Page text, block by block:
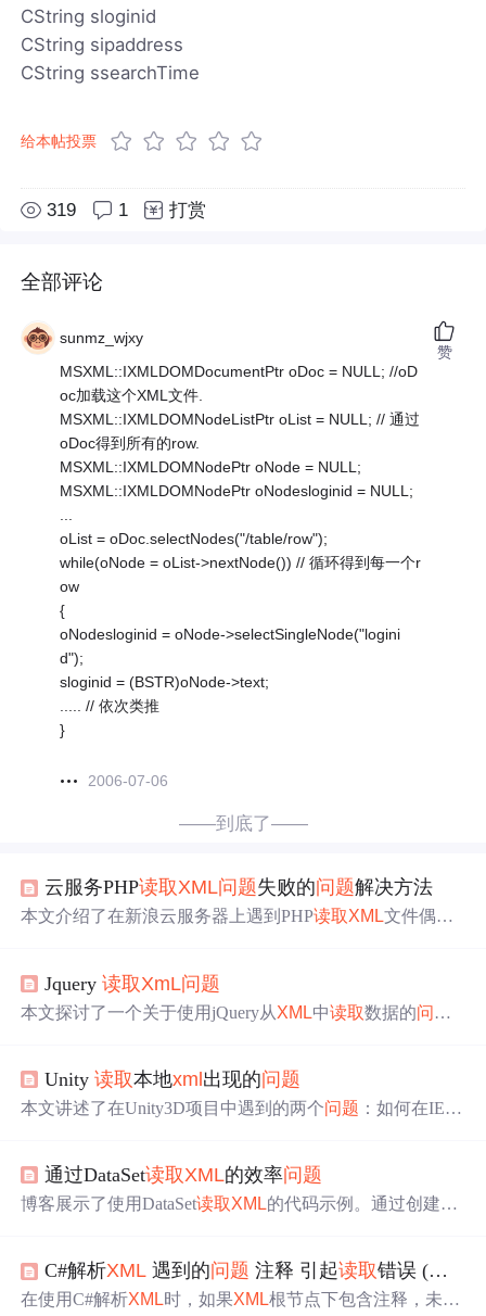
CString sloginid
CString sipaddress
CString ssearchTime
给本帖投票
319 1 打赏
全部评论
sunmz_wjxy
MSXML::IXMLDOMDocumentPtr oDoc = NULL; //oD
oc加载这个XML文件.
MSXML::IXMLDOMNodeListPtr oList = NULL; // 通过
oDoc得到所有的row.
MSXML::IXMLDOMNodePtr oNode = NULL;
MSXML::IXMLDOMNodePtr oNodesloginid = NULL;
...
oList = oDoc.selectNodes("/table/row");
while(oNode = oList->nextNode()) // 循环得到每一个r
ow
{
oNodesloginid = oNode->selectSingleNode("logini
d");
sloginid = (BSTR)oNode->text;
..... // 依次类推
}
2006-07-06
赞
——到底了——
云服务PHP读取XML问题失败的问题解决方法
本文介绍了在新浪云服务器上遇到PHP读取XML文件偶尔
L`，而是先利用`file_get_contents`
plexml或DOM处理。
Jquery读取XmL问题
本文探讨了一个关于使用jQuery从XML中读取数据的问题
Unity读取本地xml出现的问题
本文讲述了在Unity3D项目中遇到的两个问题 ：如何在IEnu
ad Xml方法成功加载XML内容。
通过DataSet读取XML的效率问题
博客展示了使用DataSet读取XML的代码示例。通过创建Da
LoadData方法，反映了相关操作及可能存在的效率问题 。
C#解析XML 遇到的问题 注释 引起读取错误 (记录)
在使用C#解析XML时，如果XML根节点下包含注释，未正